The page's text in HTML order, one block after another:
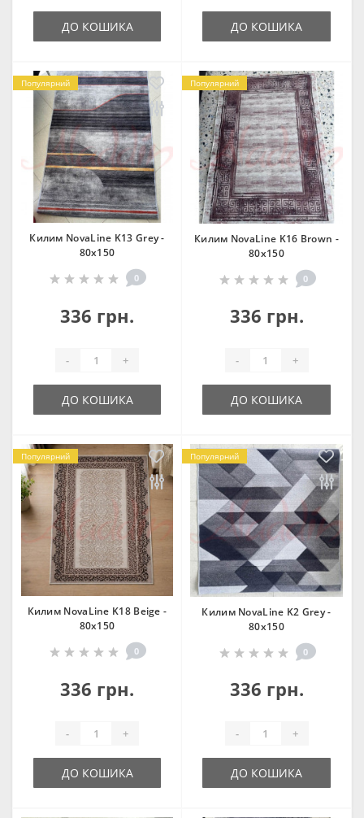
ДО КОШИКА ДО КОШИКА
Популярний
Килим NovaLine K13 Grey -
80х150
0
336 грн.
- +
ДО КОШИКА
Популярний
Килим NovaLine K16 Brown -
80х150
0
336 грн.
- +
ДО КОШИКА
Популярний
Килим NovaLine K18 Beige -
80х150
0
336 грн.
- +
ДО КОШИКА
Популярний
Килим NovaLine K2 Grey -
80х150
0
336 грн.
- +
ДО КОШИКА